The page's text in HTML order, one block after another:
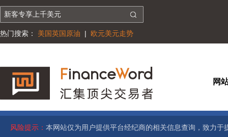
热门搜索： 美国英国原油 | 欧元美元走势
网
风险提示： 本网站仅为用户提供平台经纪商的相关信息查询，致力